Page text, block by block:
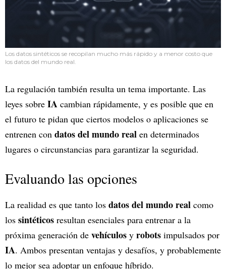
Los datos sintéticos se recopilan mucho más rápido y a menor costo que
los datos del mundo real.
La regulación también resulta un tema importante. Las
leyes sobre IA cambian rápidamente, y es posible que en
el futuro te pidan que ciertos modelos o aplicaciones se
entrenen con datos del mundo real en determinados
lugares o circunstancias para garantizar la seguridad.
Evaluando las opciones
La realidad es que tanto los datos del mundo real como
los sintéticos resultan esenciales para entrenar a la
próxima generación de vehículos y robots impulsados por
IA. Ambos presentan ventajas y desafíos, y probablemente
lo mejor sea adoptar un enfoque híbrido.